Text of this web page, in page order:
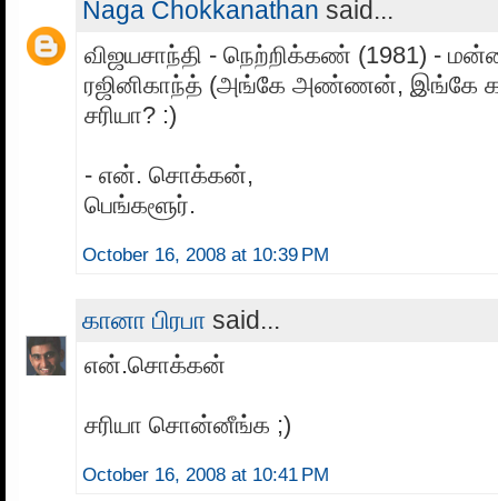
Naga Chokkanathan said...
விஜயசாந்தி - நெற்றிக்கண் (1981) -
ரஜினிகாந்த் (அங்கே அண்ணன், இங்கே
சரியா? :)
- என். சொக்கன்,
பெங்களூர்.
October 16, 2008 at 10:39 PM
கானா பிரபா said...
என்.சொக்கன்
சரியா சொன்னீங்க ;)
October 16, 2008 at 10:41 PM